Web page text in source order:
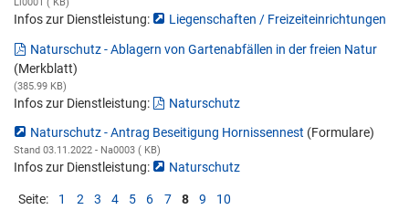
Li0001 ( KB)
Infos zur Dienstleistung: Liegenschaften / Freizeiteinrichtungen
Naturschutz - Ablagern von Gartenabfällen in der freien Natur
(Merkblatt)
(385.99 KB)
Infos zur Dienstleistung: Naturschutz
Naturschutz - Antrag Beseitigung Hornissennest (Formulare)
Stand 03.11.2022 - Na0003 ( KB)
Infos zur Dienstleistung: Naturschutz
Seite: 1 2 3 4 5 6 7 8 9
10